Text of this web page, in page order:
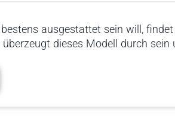
ausgestattet sein will,
dieses Modell durch sein